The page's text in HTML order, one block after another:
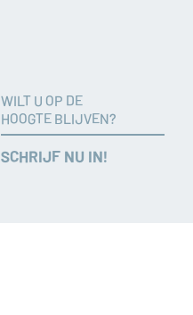
WILT U OP DE
HOOGTE BLIJVEN?
SCHRIJF NU IN!